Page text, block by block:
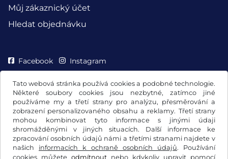
Tato webová stránka používá cookies a podobné technologie.
Některé soubory cookies jsou nezbytné, zatímco jiné
používáme my a třetí strany pro analýzu, přesměrování a
zobrazení personalizovaného obsahu a reklamy. Třetí strany
mohou kombinovat tyto informace s jinými údaji
shromážděnými v jiných situacích. Další informace ke
zpracování osobních údajů námi a třetími stranami najdete v
našich informacích k ochraně osobních údajů. Používání
cookies můžete odmítnout nebo kdykoliv upravit pomocí
Můj zákaznický účet
Hledat objednávku
Facebook Instagram